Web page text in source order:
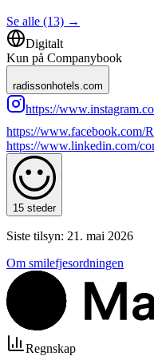
Se alle (13) →
Digitalt
Kun på Companybook
radissonhotels.com
https://
https://www.facebook.com/
https://www.linkedin.com/
15 steder
Siste tilsyn: 21. mai 2026
Om smilefjesordningen
Regnskap